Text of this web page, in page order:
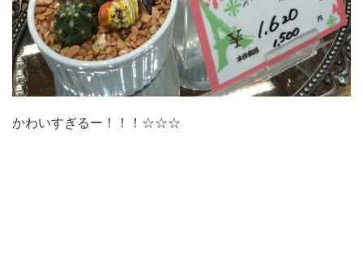
かわいすぎるー！！！☆☆☆